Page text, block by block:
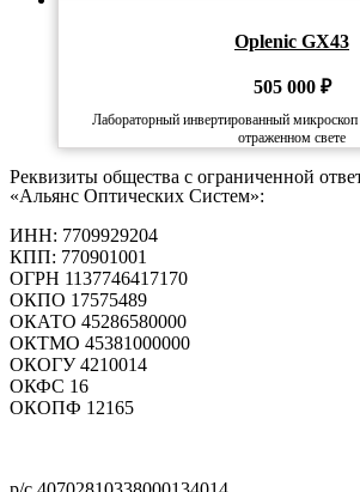
Oplenic GX43
505 000 ₽
Лабораторный инвертированный
отраженном свете
Реквизиты общества с ограниченной
«Альянс Оптических Систем»:
ИНН: 7709929204
КПП: 770901001
ОГРН 1137746417170
ОКПО 17575489
ОКАТО 45286580000
ОКТМО 45381000000
ОКОГУ 4210014
ОКФС 16
ОКОПФ 12165